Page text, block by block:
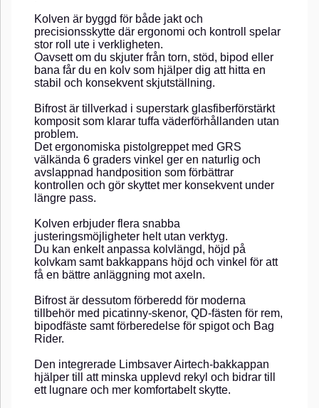
Kolven är byggd för både jakt och
precisionsskytte där ergonomi och kontroll spelar
stor roll ute i verkligheten.
Oavsett om du skjuter från torn, stöd, bipod eller
bana får du en kolv som hjälper dig att hitta en
stabil och konsekvent skjutställning.
Bifrost är tillverkad i superstark glasfiberförstärkt
komposit som klarar tuffa väderförhållanden utan
problem.
Det ergonomiska pistolgreppet med GRS
välkända 6 graders vinkel ger en naturlig och
avslappnad handposition som förbättrar
kontrollen och gör skyttet mer konsekvent under
längre pass.
Kolven erbjuder flera snabba
justeringsmöjligheter helt utan verktyg.
Du kan enkelt anpassa kolvlängd, höjd på
kolvkam samt bakkappans höjd och vinkel för att
få en bättre anläggning mot axeln.
Bifrost är dessutom förberedd för moderna
tillbehör med picatinny-skenor, QD-fästen för rem,
bipodfäste samt förberedelse för spigot och Bag
Rider.
Den integrerade Limbsaver Airtech-bakkappan
hjälper till att minska upplevd rekyl och bidrar till
ett lugnare och mer komfortabelt skytte.